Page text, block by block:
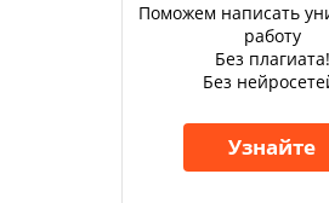
Поможем написать
работу
Без плагиата!
Без
Узнайте